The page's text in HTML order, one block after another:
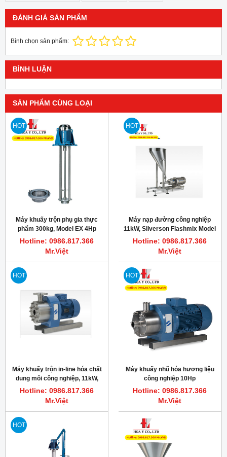
ĐÁNH GIÁ SẢN PHẨM
Bình chọn sản phẩm:
BÌNH LUẬN
SẢN PHẨM CÙNG LOẠI
HOT
Máy khuấy trộn phụ gia thực
phẩm 300kg, Model EX 4Hp
3000rpm
Hotline: 0986.817.366
Mr.Việt
HOT
Máy nạp đường công nghiệp
11kW, Silverson Flashmix Model
FMX50
Hotline: 0986.817.366
Mr.Việt
HOT
Máy khuấy trộn in-line hóa chất
dung môi công nghiệp, 11kW,
3000RPM, Silverson 450HV-CD
Hotline: 0986.817.366
Mr.Việt
HOT
Máy khuấy nhũ hóa hương liệu
công nghiệp 10Hp
3000vòng/phút, Silverson
312/450MS
Hotline: 0986.817.366
Mr.Việt
HOT